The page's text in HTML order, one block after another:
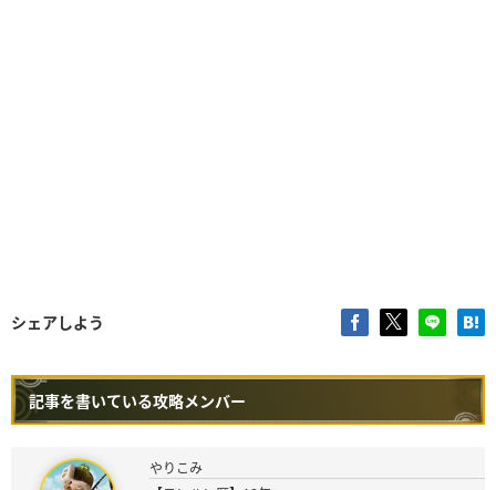
シェアしよう
記事を書いている攻略メンバー
やりこみ